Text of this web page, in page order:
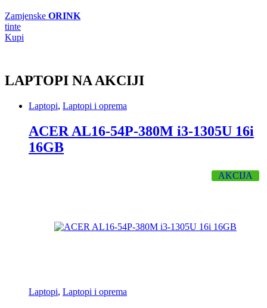
Zamjenske ORINK
tinte
Kupi
LAPTOPI NA AKCIJI
Laptopi, Laptopi i oprema
ACER AL16-54P-380M i3-1305U 16i
16GB
AKCIJA
Laptopi, Laptopi i oprema